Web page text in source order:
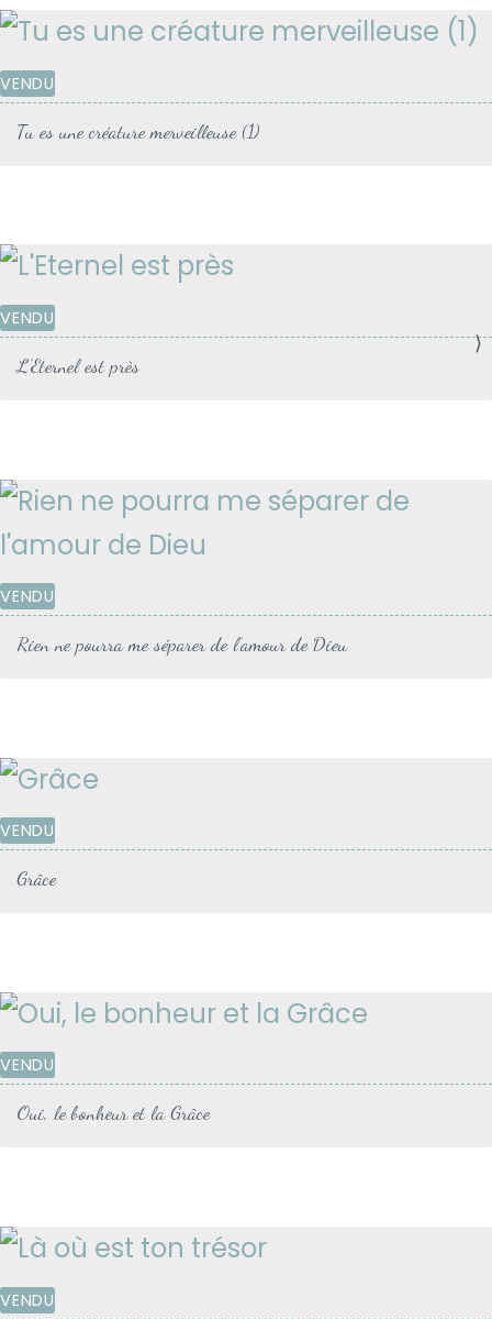
VENDU
Tu es une créature merveilleuse (1)
VENDU
L’Eternel est près
VENDU
Rien ne pourra me séparer de l’amour de Dieu
VENDU
Grâce
VENDU
Oui, le bonheur et la Grâce
VENDU
⟩